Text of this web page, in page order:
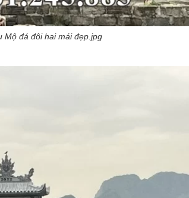
Mộ đá đôi hai mái đẹp.jpg